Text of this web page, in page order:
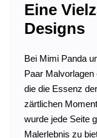
Eine
Designs
Bei Mimi Panda
Paar Malvorlagen
die die Essenz
zärtlichen
wurde jede Seite
Malerlebnis zu